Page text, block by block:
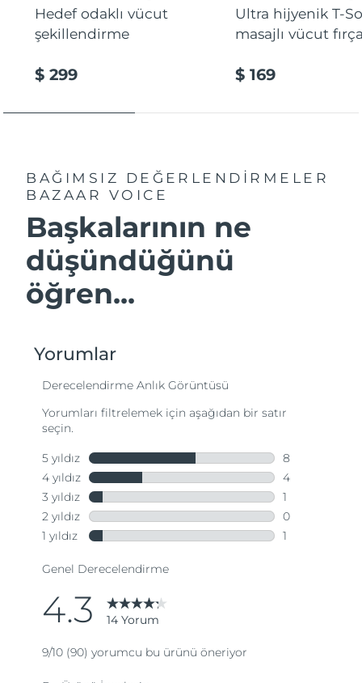
Hedef odaklı vücut
şekillendirme
$ 299
Ultra hijyenik T-
masajlı vücut
$ 169
BAĞIMSIZ DEĞERLENDİRMELER
BAZAAR VOICE
Başkalarının ne
düşündüğünü
öğren...